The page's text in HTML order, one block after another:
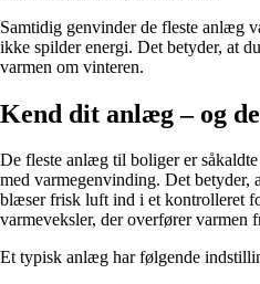
Samtidig genvinder de fleste anlæg
ikke spilder energi. Det betyder, at
varmen om vinteren.
Kend dit anlæg – og
De fleste anlæg til boliger er såkaldte
med varmegenvinding. Det betyder,
blæser frisk luft ind i et kontrolleret
varmeveksler, der overfører varmen
Et typisk anlæg har følgende